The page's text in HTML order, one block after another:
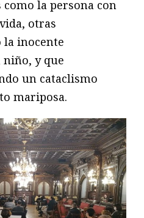
la persona con
otras
inocente
niño, y que
un cataclismo
mariposa.